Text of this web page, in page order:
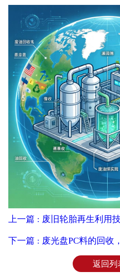
上一篇 : 废旧轮胎再生利用
下一篇 : 废光盘PC料的回收
返回列